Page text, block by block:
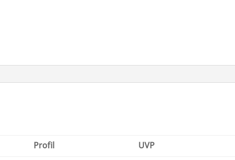
Profil UVP